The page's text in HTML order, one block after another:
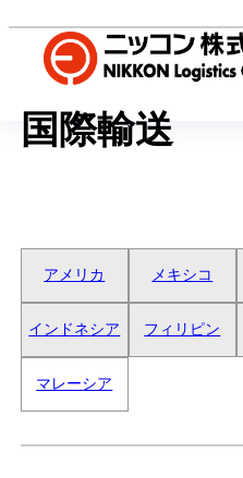
国際輸送
アメリカ メキシコ
インドネシア フィリピン
マレーシア